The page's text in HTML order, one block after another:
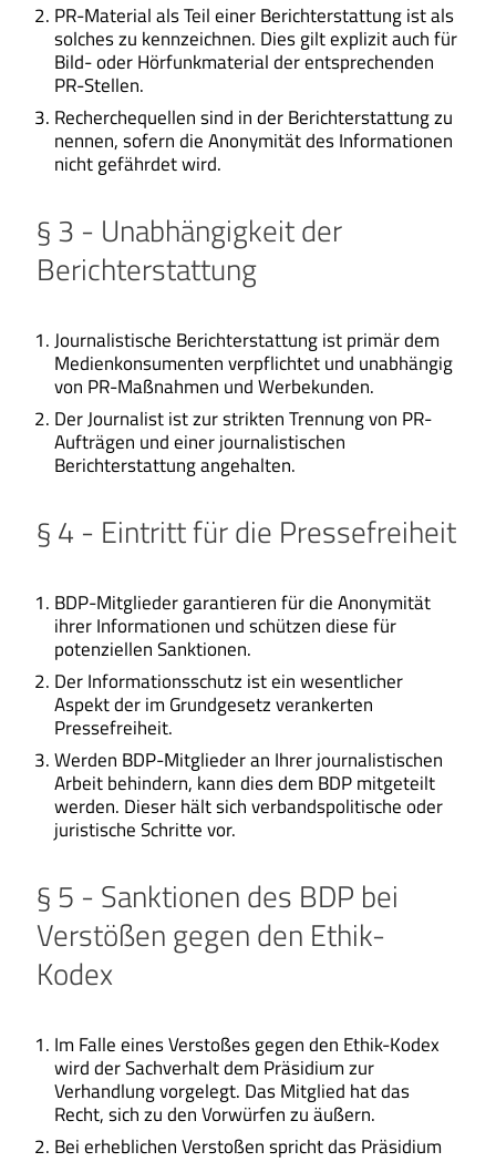
PR-Material als Teil einer Berichterstattung ist als
solches zu kennzeichnen. Dies gilt explizit auch für
Bild- oder Hörfunkmaterial der entsprechenden
PR-Stellen.
Recherchequellen sind in der Berichterstattung zu
nennen, sofern die Anonymität des Informationen
nicht gefährdet wird.
§ 3 - Unabhängigkeit der
Berichterstattung
Journalistische Berichterstattung ist primär dem
Medienkonsumenten verpflichtet und unabhängig
von PR-Maßnahmen und Werbekunden.
Der Journalist ist zur strikten Trennung von PR-
Aufträgen und einer journalistischen
Berichterstattung angehalten.
§ 4 - Eintritt für die Pressefreiheit
BDP-Mitglieder garantieren für die Anonymität
ihrer Informationen und schützen diese für
potenziellen Sanktionen.
Der Informationsschutz ist ein wesentlicher
Aspekt der im Grundgesetz verankerten
Pressefreiheit.
Werden BDP-Mitglieder an Ihrer journalistischen
Arbeit behindern, kann dies dem BDP mitgeteilt
werden. Dieser hält sich verbandspolitische oder
juristische Schritte vor.
§ 5 - Sanktionen des BDP bei
Verstößen gegen den Ethik-
Kodex
Im Falle eines Verstoßes gegen den Ethik-Kodex
wird der Sachverhalt dem Präsidium zur
Verhandlung vorgelegt. Das Mitglied hat das
Recht, sich zu den Vorwürfen zu äußern.
Bei erheblichen Verstoßen spricht das Präsidium